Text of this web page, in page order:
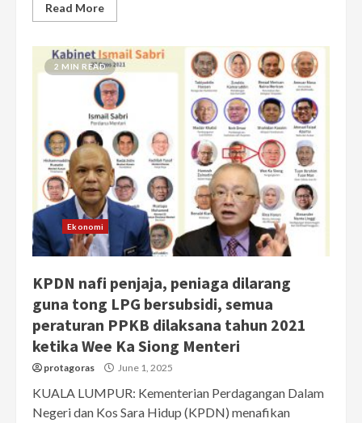
Read More
2 MIN READ
Ekonomi
KPDN nafi penjaja, peniaga dilarang
guna tong LPG bersubsidi, semua
peraturan PPKB dilaksana tahun 2021
ketika Wee Ka Siong Menteri
protagoras June 1, 2025
KUALA LUMPUR: Kementerian Perdagangan Dalam
Negeri dan Kos Sara Hidup (KPDN) menafikan